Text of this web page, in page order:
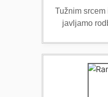
Tužnim
javljamo